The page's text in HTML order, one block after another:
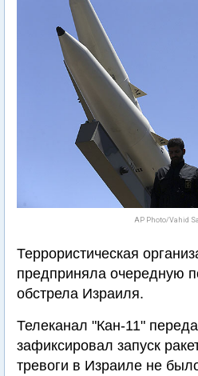
AP Photo/Vahid
Террористическая
предприняла очередную
обстрела Израиля.
Телеканал "Кан-11"
зафиксировал запуск
тревоги в Израиле не